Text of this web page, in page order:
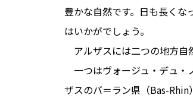
豊かな自然です。日も長く
はいかがでしょう。
アルザスには二つの地方自
一つはヴォージュ・デュ・
ザスのバ＝ラン県（Bas-